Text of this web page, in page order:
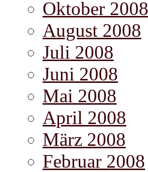
Oktober 2008
August 2008
Juli 2008
Juni 2008
Mai 2008
April 2008
März 2008
Februar 2008